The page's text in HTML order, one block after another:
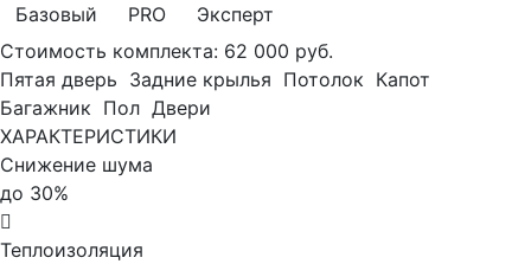
Базовый PRO
Эксперт
Стоимость комплекта: 62 000 руб.
Пятая дверь Задние крылья Потолок Капот
Багажник Пол Двери
ХАРАКТЕРИСТИКИ
Снижение шума
до 30%
Теплоизоляция